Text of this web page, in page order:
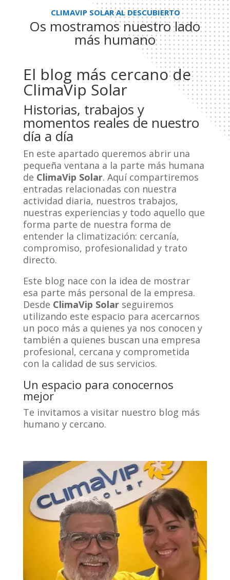
CLIMAVIP SOLAR AL DESCUBIERTO
Os mostramos nuestro lado
más humano
El blog más cercano de
ClimaVip Solar
Historias, trabajos y
momentos reales de nuestro
día a día
En este apartado queremos abrir una
pequeña ventana a la parte más humana
de ClimaVip Solar. Aquí compartiremos
entradas relacionadas con nuestra
actividad diaria, nuestros trabajos,
nuestras experiencias y todo aquello que
forma parte de nuestra forma de
entender la climatización: cercanía,
compromiso, profesionalidad y trato
directo.
Este blog nace con la idea de mostrar
esa parte más personal de la empresa.
Desde ClimaVip Solarseguiremos
utilizando este espacio para acercarnos
un poco más a quienes ya nos conocen y
también a quienes buscan una empresa
profesional, cercana y comprometida
con la calidad de sus servicios.
Un espacio para conocernos
mejor
Te invitamos a visitar nuestro blog más
humano y cercano.